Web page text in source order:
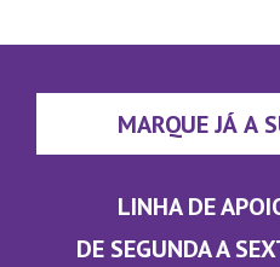
MARQUE JÁ A
LINHA DE
DE SEGUNDA A